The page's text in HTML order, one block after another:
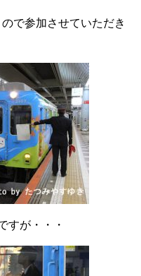
で参加させていただき
すが・・・